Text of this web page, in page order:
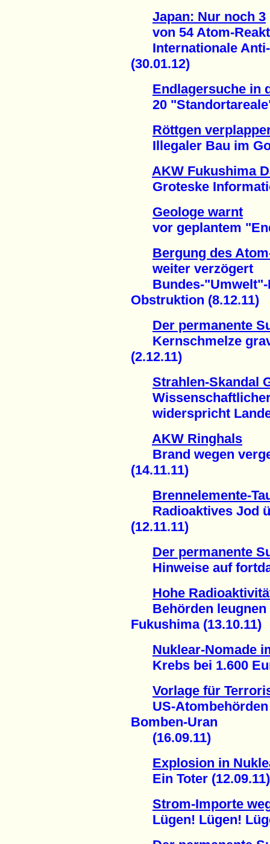
Japan: Nur noch 3
von 54 Atom-
Internationale Anti-
(30.01.12)
Endlagersuche in
20 "Standortareale"
Röttgen
Illegaler Bau im
AKW Fukushima
Groteske
Geologe warnt
vor geplantem
Bergung des
weiter verzögert
Bundes-"Umwelt"-
Obstruktion (8.12.11)
Der permanente
Kernschmelze
(2.12.11)
Strahlen-Skandal
Wissenschaftlicher
widerspricht
AKW Ringhals
Brand wegen
(14.11.11)
Brennelemente-
Radioaktives Jod
(12.11.11)
Der permanente
Hinweise auf
Hohe
Behörden leugnen
Fukushima (13.10.11)
Nuklear-Nomade
Krebs bei 1.600
Vorlage für
US-Atombehörden
Bomben-Uran
(16.09.11)
Explosion in
Ein Toter (12.09.11)
Strom-Importe
Lügen! Lügen!